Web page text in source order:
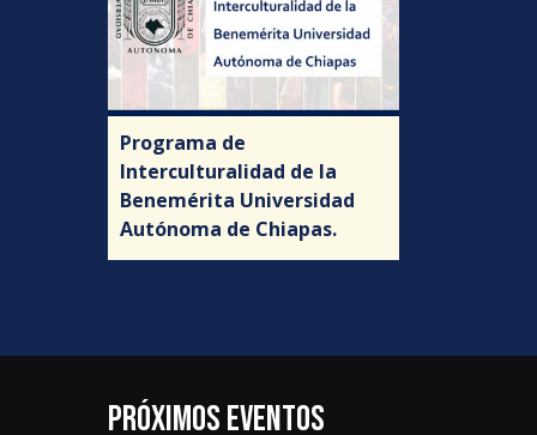
Programa de
Interculturalidad de la
Benemérita Universidad
Autónoma de Chiapas.
PRÓXIMOS EVENTOS